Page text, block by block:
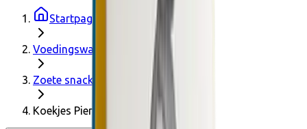
Startpagina
Voedingswaren
Zoete snack
Koekjes Pierre P'tit Beurre 100g BIO